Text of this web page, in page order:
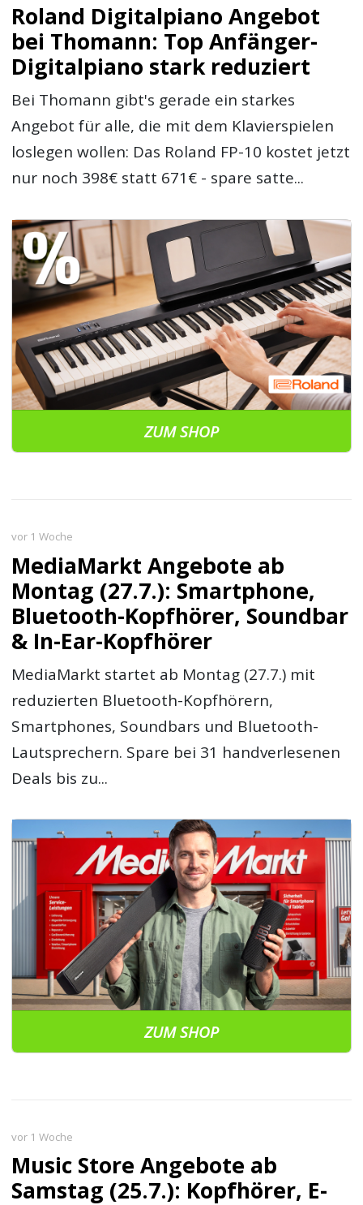
Roland Digitalpiano Angebot
bei Thomann: Top Anfänger-
Digitalpiano stark reduziert
Bei Thomann gibt's gerade ein starkes
Angebot für alle, die mit dem Klavierspielen
loslegen wollen: Das Roland FP-10 kostet jetzt
nur noch 398€ statt 671€ - spare satte...
ZUM SHOP
vor 1 Woche
MediaMarkt Angebote ab
Montag (27.7.): Smartphone,
Bluetooth-Kopfhörer, Soundbar
& In-Ear-Kopfhörer
MediaMarkt startet ab Montag (27.7.) mit
reduzierten Bluetooth-Kopfhörern,
Smartphones, Soundbars und Bluetooth-
Lautsprechern. Spare bei 31 handverlesenen
Deals bis zu...
ZUM SHOP
vor 1 Woche
Music Store Angebote ab
Samstag (25.7.): Kopfhörer, E-